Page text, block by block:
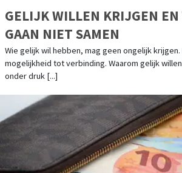
GELIJK WILLEN KRIJGEN
GAAN NIET SAMEN
Wie gelijk wil hebben, mag geen ongelijk
mogelijkheid tot verbinding. Waarom gelijk
onder druk [...]